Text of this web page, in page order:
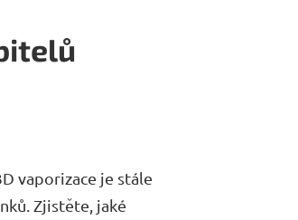
vaporizace je stále
Zjistěte, jaké